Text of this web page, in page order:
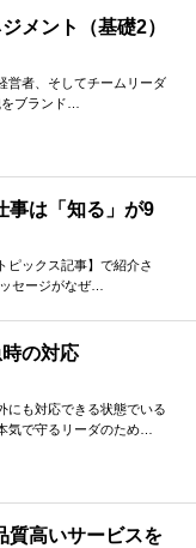
メント（基礎2）
営者、そしてチームリーダ
ブランド…
事は「知る」が9
ピックス記事】で紹介さ
セージがなぜ…
時の対応
にも対応できる状態でいる
気で守るリーダのため…
質高いサービスを